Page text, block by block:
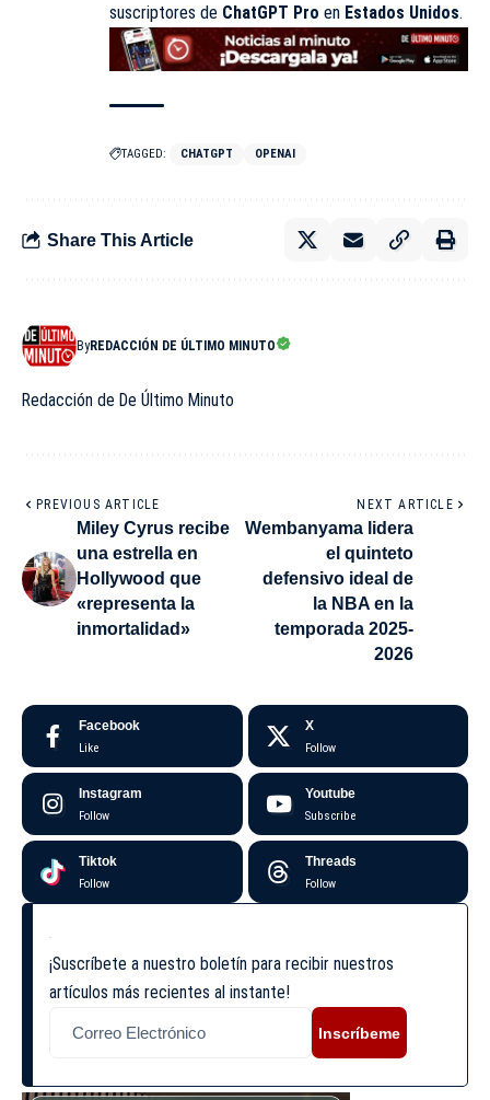
suscriptores de ChatGPT Pro en Estados Unidos.
TAGGED: CHATGPT OPENAI
Share This Article
ByREDACCIÓN DE ÚLTIMO MINUTO
Redacción de De Último Minuto
PREVIOUS ARTICLE
Miley Cyrus recibe
una estrella en
Hollywood que
«representa la
inmortalidad»
NEXT ARTICLE
Wembanyama lidera
el quinteto
defensivo ideal de
la NBA en la
temporada 2025-
2026
Facebook
Like
X
Follow
Instagram
Follow
Youtube
Subscribe
Tiktok
Follow
Threads
Follow
¡Suscríbete a nuestro boletín para recibir nuestros
artículos más recientes al instante!
Inscríbeme